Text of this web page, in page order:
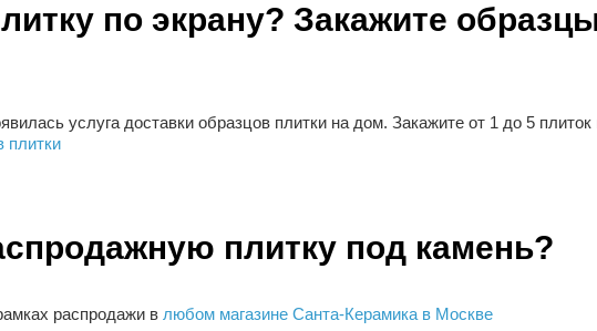
по экрану? Закажите
услуга доставки образцов плитки на дом. Закажите от 1 до 5
плитки
плитку под камень?
распродажи в любом магазине Санта-Керамика в Москве